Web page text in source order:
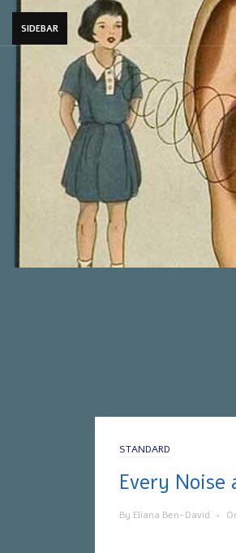
SIDEBAR
STANDARD
By Eliana Ben-David •